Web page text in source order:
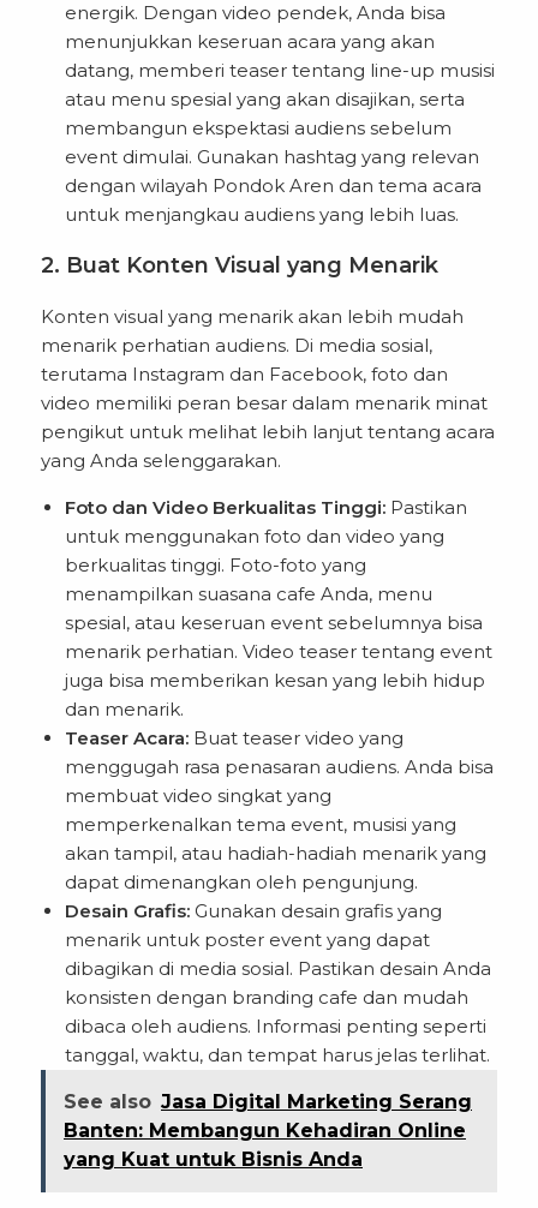
energik. Dengan video pendek, Anda bisa
menunjukkan keseruan acara yang akan
datang, memberi teaser tentang line-up musisi
atau menu spesial yang akan disajikan, serta
membangun ekspektasi audiens sebelum
event dimulai. Gunakan hashtag yang relevan
dengan wilayah Pondok Aren dan tema acara
untuk menjangkau audiens yang lebih luas.
2. Buat Konten Visual yang Menarik
Konten visual yang menarik akan lebih mudah
menarik perhatian audiens. Di media sosial,
terutama Instagram dan Facebook, foto dan
video memiliki peran besar dalam menarik minat
pengikut untuk melihat lebih lanjut tentang acara
yang Anda selenggarakan.
Foto dan Video Berkualitas Tinggi: Pastikan
untuk menggunakan foto dan video yang
berkualitas tinggi. Foto-foto yang
menampilkan suasana cafe Anda, menu
spesial, atau keseruan event sebelumnya bisa
menarik perhatian. Video teaser tentang event
juga bisa memberikan kesan yang lebih hidup
dan menarik.
Teaser Acara: Buat teaser video yang
menggugah rasa penasaran audiens. Anda bisa
membuat video singkat yang
memperkenalkan tema event, musisi yang
akan tampil, atau hadiah-hadiah menarik yang
dapat dimenangkan oleh pengunjung.
Desain Grafis: Gunakan desain grafis yang
menarik untuk poster event yang dapat
dibagikan di media sosial. Pastikan desain Anda
konsisten dengan branding cafe dan mudah
dibaca oleh audiens. Informasi penting seperti
tanggal, waktu, dan tempat harus jelas terlihat.
See also Jasa Digital Marketing Serang
Banten: Membangun Kehadiran Online
yang Kuat untuk Bisnis Anda